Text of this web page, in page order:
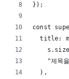
});
const
title:
"제목
  ),